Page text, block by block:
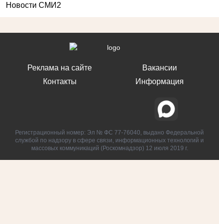
Новости СМИ2
Реклама на сайте
Контакты
Вакансии
Информация
Регистрационный номер: Эл № ФС 77-76040, выдано Федеральной
службой по надзору в сфере связи, информационных технологий и
массовых коммуникаций (Роскомнадзор) 12 июля 2019 г.